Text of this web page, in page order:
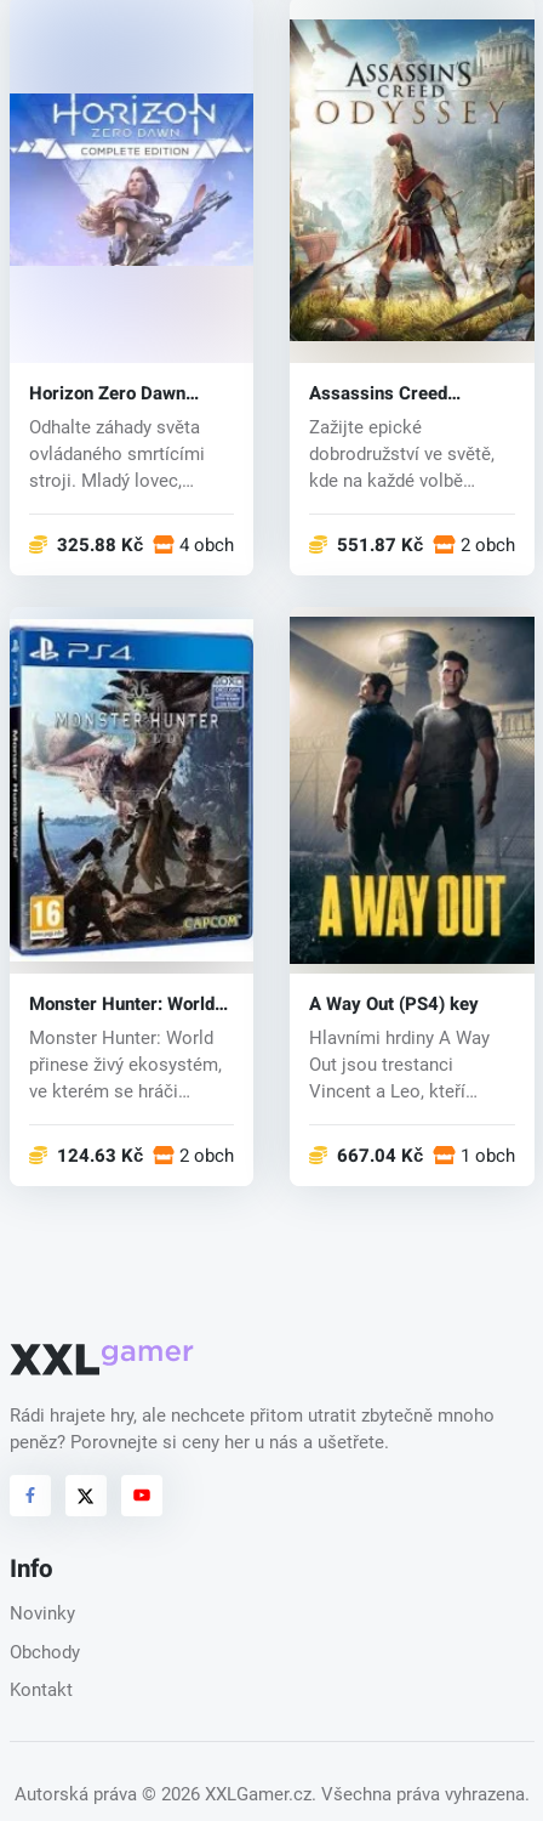
Horizon Zero Dawn
(PS4) key
Odhalte záhady světa
ovládaného smrtícími
stroji. Mladý lovec,
325.88 Kč 4 obchodech
Assassins Creed
Odyssey (PS4) key
Zažijte epické
dobrodružství ve světě,
kde na každé volbě
551.87 Kč 2
Monster Hunter: World
(PS4) key
Monster Hunter: World
přinese živý ekosystém,
ve kterém se hráči
124.63 Kč 2 obchodech
A Way Out (PS4) key
Hlavními hrdiny A Way
Out jsou trestanci
Vincent a Leo, kteří
667.04 Kč 1
Rádi hrajete hry, ale nechcete přitom utratit zbytečně mnoho
peněz? Porovnejte si ceny her u nás a ušetřete.
Info
Novinky
Obchody
Kontakt
Autorská práva © 2026 XXLGamer.cz. Všechna práva vyhrazena.